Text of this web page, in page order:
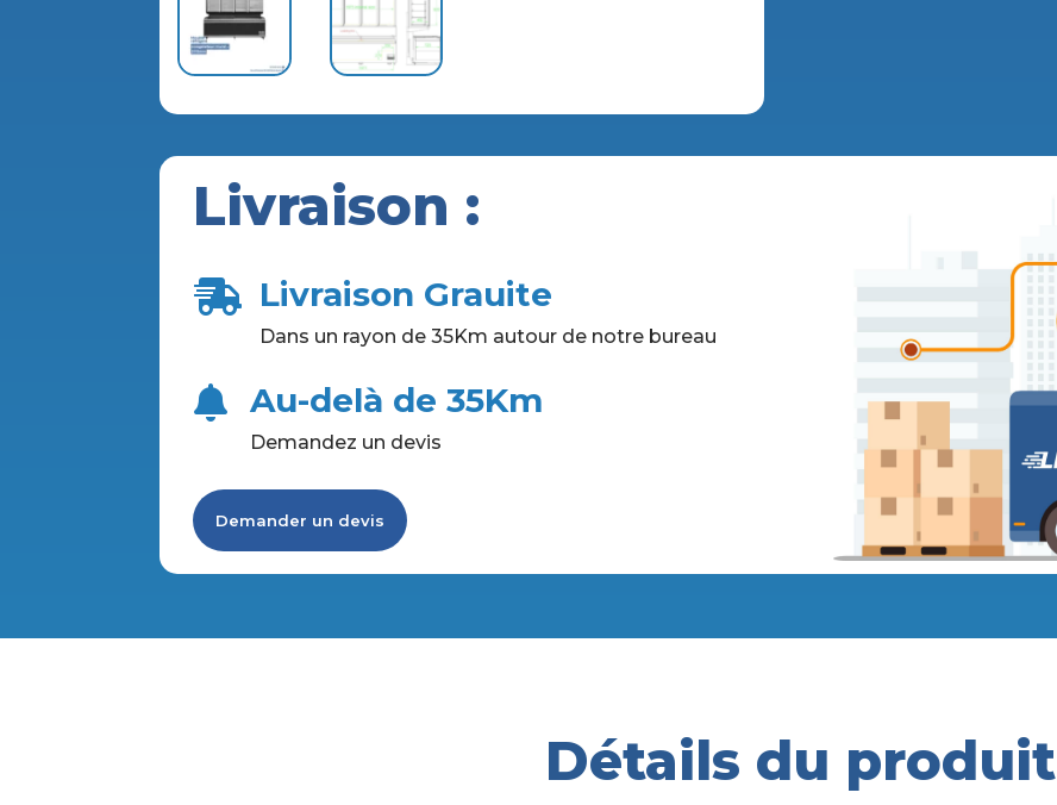
Livraison :
 Livraison Grauite
Dans un rayon de 35Km autour de notre bureau
 Au-delà de 35Km
Demandez un devis
Demander un devis
Détails du produit